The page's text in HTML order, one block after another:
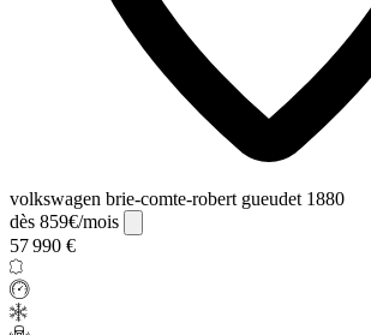
volkswagen brie-comte-robert gueudet 1880
dès 859€/mois
57 990 €